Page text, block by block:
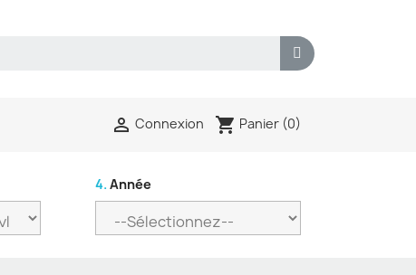
 Connexion shopping_cart Panier (0)
4. Année